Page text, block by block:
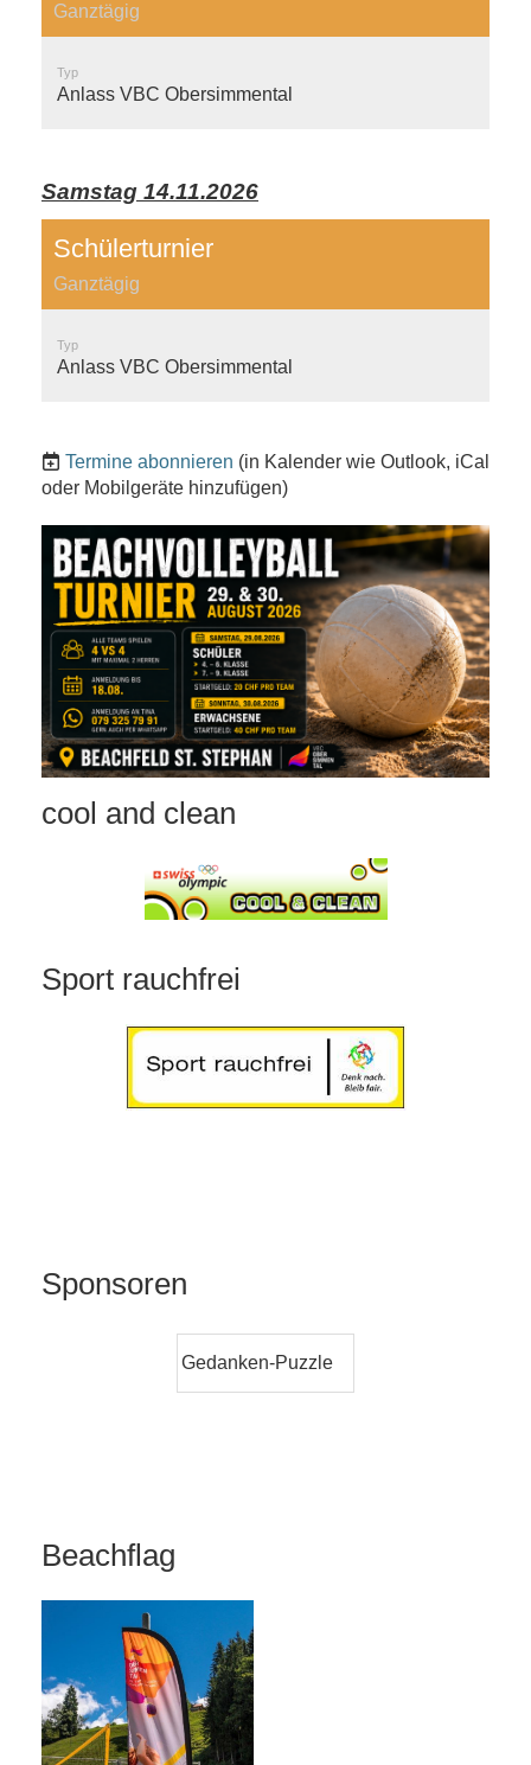
Ganztägig
Typ
Anlass VBC Obersimmental
Samstag 14.11.2026
Schülerturnier
Ganztägig
Typ
Anlass VBC Obersimmental
Termine abonnieren (in Kalender wie Outlook, iCal
oder Mobilgeräte hinzufügen)
cool and clean
Sport rauchfrei
Sponsoren
Gedanken-Puzzle
Beachflag